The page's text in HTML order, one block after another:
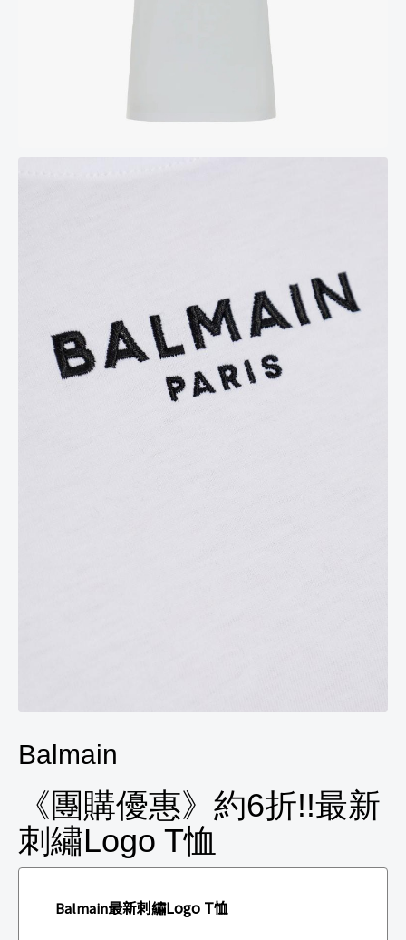
Balmain
《團購優惠》約6折!!最新
刺繡Logo T恤
Balmain最新刺繡Logo T恤